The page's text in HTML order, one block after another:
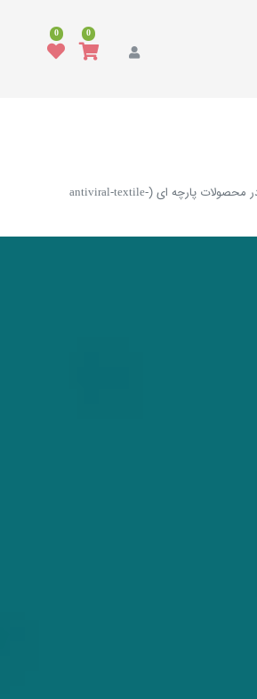
0
0
تکنولوژی ضد ویروسی در محصولات پارچه ای (antiviral-textile-